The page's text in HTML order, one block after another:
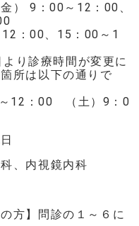
） 9：00～12：00、
12：00、15：00～1
り診療時間が変更に
所は以下の通りで
12：00 （土）9：0
、内視鏡内科
の方】問診の１～６に